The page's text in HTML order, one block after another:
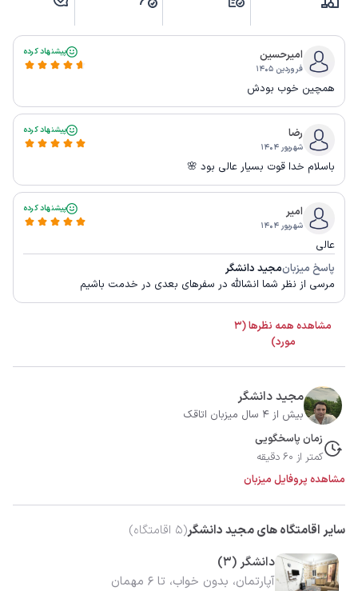
امیرحسین
فروردین ۱۴۰۵
پیشنهاد کرده
همچین خوب بودش
رضا
شهریور ۱۴۰۴
پیشنهاد کرده
باسلام خدا قوت بسیار عالی بود 🌸
امیر
شهریور ۱۴۰۴
پیشنهاد کرده
عالی
پاسخ میزبانمجید دانشگر
مرسی از نظر شما انشالله در سفرهای بعدی در خدمت باشیم
مشاهده همه نظرها (3
مورد)
مجید دانشگر
بیش از 4 سال میزبان اتاقک
زمان پاسخگویی
کمتر از 60 دقیقه
مشاهده پروفایل میزبان
سایر اقامتگاه های مجید دانشگر(
5 اقامتگاه)
دانشگر (3)
آپارتمان، بدون خواب، تا 6 مهمان